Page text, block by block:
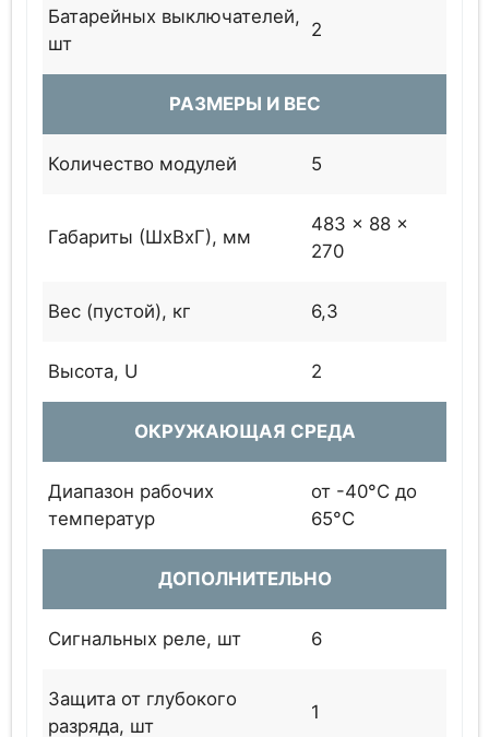
Батарейных выключателей,
шт
2
РАЗМЕРЫ И ВЕС
Количество модулей 5
Габариты (ШхВхГ), мм
483 x 88 x
270
Вес (пустой), кг 6,3
Высота, U 2
ОКРУЖАЮЩАЯ СРЕДА
Диапазон рабочих
температур
от -40°C до
65°C
ДОПОЛНИТЕЛЬНО
Сигнальных реле, шт 6
Защита от глубокого
разряда, шт
1